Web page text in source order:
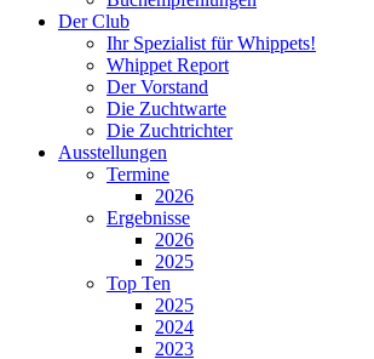
Der Club
Ihr Spezialist für Whippets!
Whippet Report
Der Vorstand
Die Zuchtwarte
Die Zuchtrichter
Ausstellungen
Termine
2026
Ergebnisse
2026
2025
Top Ten
2025
2024
2023